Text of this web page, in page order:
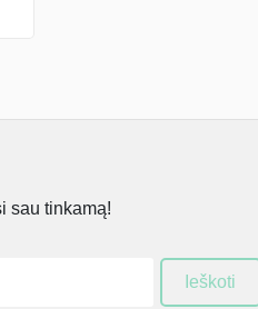
sau tinkamą!
Ieškoti